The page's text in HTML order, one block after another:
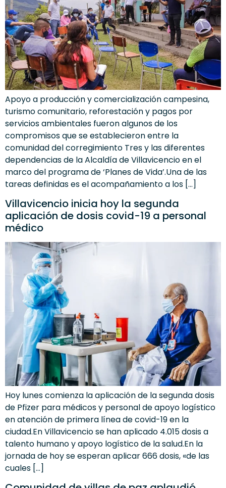
Apoyo a producción y comercialización campesina,
turismo comunitario, reforestación y pagos por
servicios ambientales fueron algunos de los
compromisos que se establecieron entre la
comunidad del corregimiento Tres y las diferentes
dependencias de la Alcaldía de Villavicencio en el
marco del programa de ‘Planes de Vida’.Una de las
tareas definidas es el acompañamiento a los […]
Villavicencio inicia hoy la segunda
aplicación de dosis covid-19 a personal
médico
Hoy lunes comienza la aplicación de la segunda dosis
de Pfizer para médicos y personal de apoyo logístico
en atención de primera línea de covid-19 en la
ciudad.En Villavicencio se han aplicado 4.015 dosis a
talento humano y apoyo logístico de la salud.En la
jornada de hoy se esperan aplicar 666 dosis, «de las
cuales […]